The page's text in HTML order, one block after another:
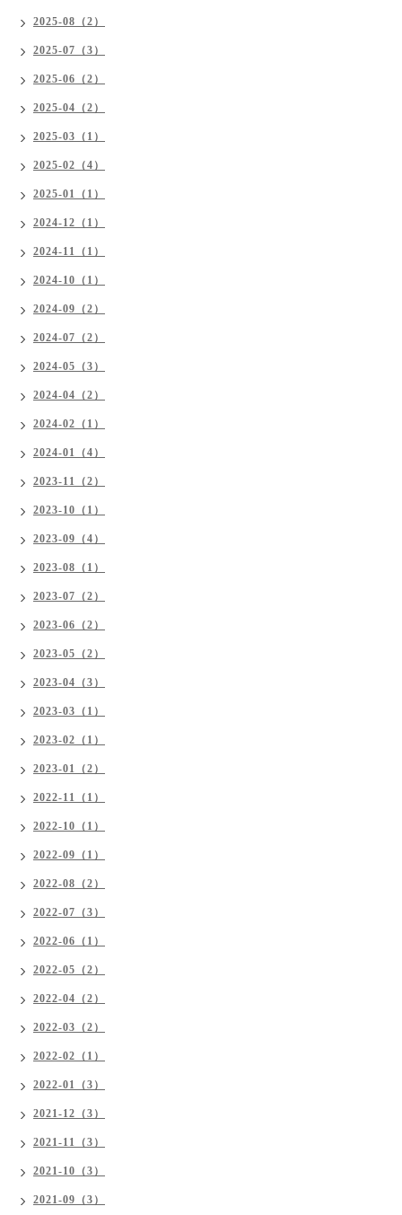
2025-08（2）
2025-07（3）
2025-06（2）
2025-04（2）
2025-03（1）
2025-02（4）
2025-01（1）
2024-12（1）
2024-11（1）
2024-10（1）
2024-09（2）
2024-07（2）
2024-05（3）
2024-04（2）
2024-02（1）
2024-01（4）
2023-11（2）
2023-10（1）
2023-09（4）
2023-08（1）
2023-07（2）
2023-06（2）
2023-05（2）
2023-04（3）
2023-03（1）
2023-02（1）
2023-01（2）
2022-11（1）
2022-10（1）
2022-09（1）
2022-08（2）
2022-07（3）
2022-06（1）
2022-05（2）
2022-04（2）
2022-03（2）
2022-02（1）
2022-01（3）
2021-12（3）
2021-11（3）
2021-10（3）
2021-09（3）